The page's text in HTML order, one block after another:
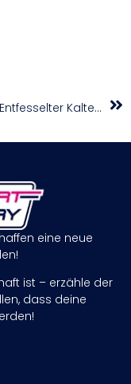
3×3-EM: Entfesselter Kaltenbrunner schießt Österreich ins Halbfinale!
eine neue
ist – erzähle der
dass deine